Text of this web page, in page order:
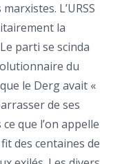
L’URSS
la
parti se scinda
du
le Derg avait «
de ses
que l’on appelle
des centaines de